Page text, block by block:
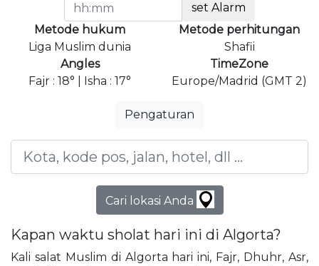
set Alarm
Metode hukum
Liga Muslim dunia
Metode perhitungan
Shafii
Angles
Fajr : 18° | Isha : 17°
TimeZone
Europe/Madrid (GMT 2)
Pengaturan
Cari lokasi Anda
Kapan waktu sholat hari ini di Algorta?
Kali salat Muslim di Algorta hari ini, Fajr, Dhuhr, Asr,